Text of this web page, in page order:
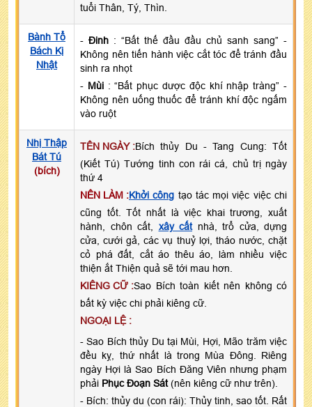
tuổi Thân, Tý, Thìn.
Bành Tổ
Bách Kị
Nhật
- Đinh : “Bất thế đầu đầu chủ sanh sang” -
Không nên tiến hành việc cắt tóc để tránh đầu
sinh ra nhọt
- Mùi: “Bất phục dược độc khí nhập tràng” -
Không nên uống thuốc để tránh khí độc ngấm
vào ruột
Nhị Thập
Bát Tú
(bích)
TÊN NGÀY :Bích thủy Du - Tang Cung: Tốt
(Kiết Tú) Tướng tinh con rái cá, chủ trị ngày
thứ 4
NÊN LÀM :Khởi công tạo tác mọi việc việc chi
cũng tốt. Tốt nhất là việc khai trương, xuất
hành, chôn cất, xây cấtnhà, trổ cửa, dựng
cửa, cưới gả, các vụ thuỷ lợi, tháo nước, chặt
cỏ phá đất, cắt áo thêu áo, làm nhiều việc
thiện ắt Thiện quả sẽ tới mau hơn.
KIÊNG CỮ :Sao Bích toàn kiết nên không có
bất kỳ việc chi phải kiêng cữ.
NGOẠI LỆ :
- Sao Bích thủy Du tại Mùi, Hợi, Mão trăm việc
đều kỵ, thứ nhất là trong Mùa Đông. Riêng
ngày Hợi là Sao Bích Đăng Viên nhưng phạm
phải Phục Đoạn Sát(nên kiêng cữ như trên).
- Bích: thủy du (con rái): Thủy tinh, sao tốt. Rất